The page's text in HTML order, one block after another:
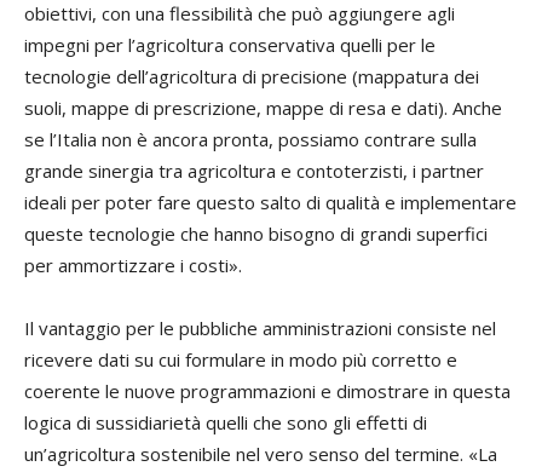
obiettivi, con una flessibilità che può aggiungere agli
impegni per l’agricoltura conservativa quelli per le
tecnologie dell’agricoltura di precisione (mappatura dei
suoli, mappe di prescrizione, mappe di resa e dati). Anche
se l’Italia non è ancora pronta, possiamo contrare sulla
grande sinergia tra agricoltura e contoterzisti, i partner
ideali per poter fare questo salto di qualità e implementare
queste tecnologie che hanno bisogno di grandi superfici
per ammortizzare i costi».
Il vantaggio per le pubbliche amministrazioni consiste nel
ricevere dati su cui formulare in modo più corretto e
coerente le nuove programmazioni e dimostrare in questa
logica di sussidiarietà quelli che sono gli effetti di
un’agricoltura sostenibile nel vero senso del termine. «La